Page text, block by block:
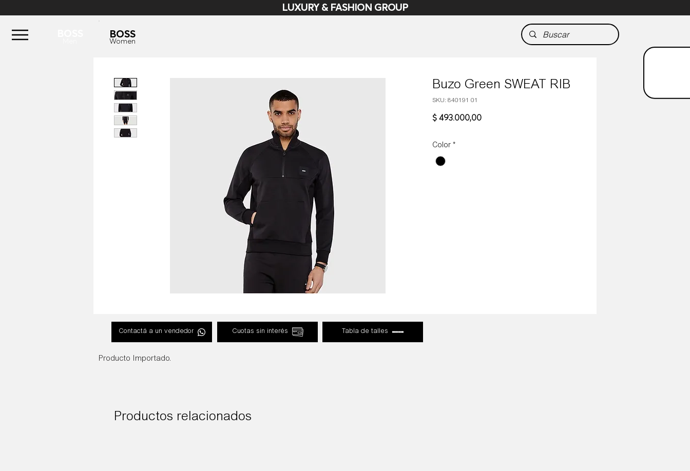
LUXURY & FASHION GROUP
BOSS
Women
Buzo Green SWEAT RIB
SKU: 840191 01
$ 493.000,00Precio
Color *
Contactá a un vendedor Cuotas sin interés Tabla de talles
Producto Importado.
Productos relacionados